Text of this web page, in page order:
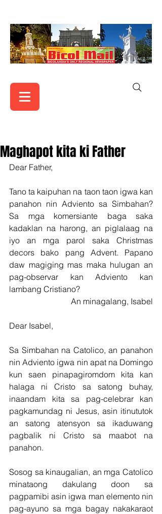
Maghapot kita ki Father
Dear Father,
Tano ta kaipuhan na taon taon igwa kan
panahon nin Adviento sa Simbahan?
Sa mga komersiante baga saka
kadaklan na harong, an piglalaag na
iyo an mga parol saka Christmas
decors bako pang Advent. Papano
daw magiging mas maka hulugan an
pag-observar kan Adviento kan
lambang Cristiano?
An minagalang, Isabel
Dear Isabel,
Sa Simbahan na Catolico, an panahon
nin Adviento igwa nin apat na Domingo
kun saen pinapagiromdom kita kan
halaga ni Cristo sa satong buhay,
inaandam kita sa pag-celebrar kan
pagkamundag ni Jesus, asin itinututok
an satong atensyon sa ikaduwang
pagbalik ni Cristo sa maabot na
panahon.
Sosog sa kinaugalian, an mga Catolico
minataong dakulang doon sa
pagpamibi asin igwa man elemento nin
pag-ayuno sa mga bagay nakakaraot